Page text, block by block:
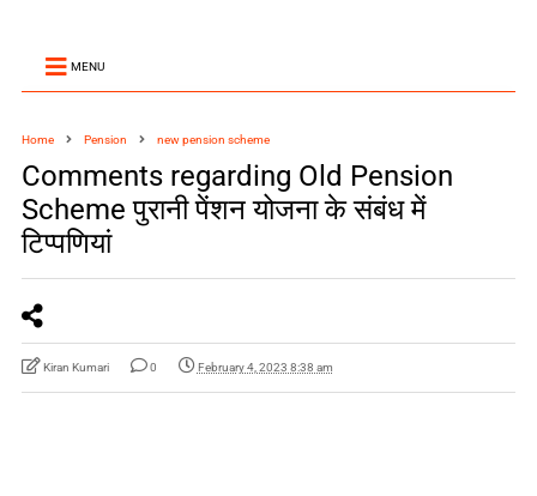
MENU
Home Pension new pension scheme
Comments regarding Old Pension
Scheme पुरानी पेंशन योजना के संबंध में
टिप्पणियां
Kiran Kumari 0 February 4, 2023 8:38 am